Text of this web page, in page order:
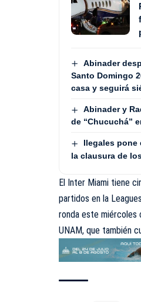
Abinader
Santo Domingo
casa y seguirá
Abinader y
de “Chucuchá”
Ilegales pone
la clausura de
El Inter Miami tiene
partidos en la
ronda este miércoles
UNAM, que también